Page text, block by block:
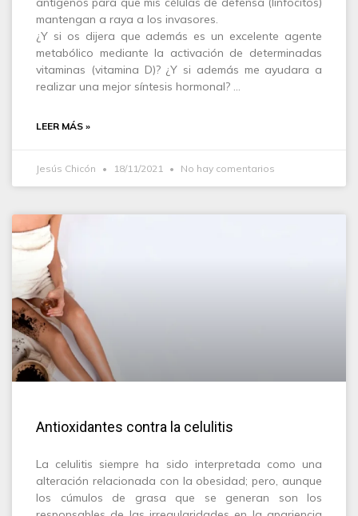
mantengan a raya a los invasores.
¿Y si os dijera que además es un excelente agente
metabólico mediante la activación de determinadas
vitaminas (vitamina D)? ¿Y si además me ayudara a
realizar una mejor síntesis hormonal? …
LEER MÁS »
Jesús Chicón 18/11/2021 No hay comentarios
Antioxidantes contra la celulitis
La celulitis siempre ha sido interpretada como una
alteración relacionada con la obesidad; pero, aunque
los cúmulos de grasa que se generan son los